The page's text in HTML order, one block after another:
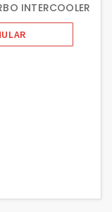
INTERCOOLER